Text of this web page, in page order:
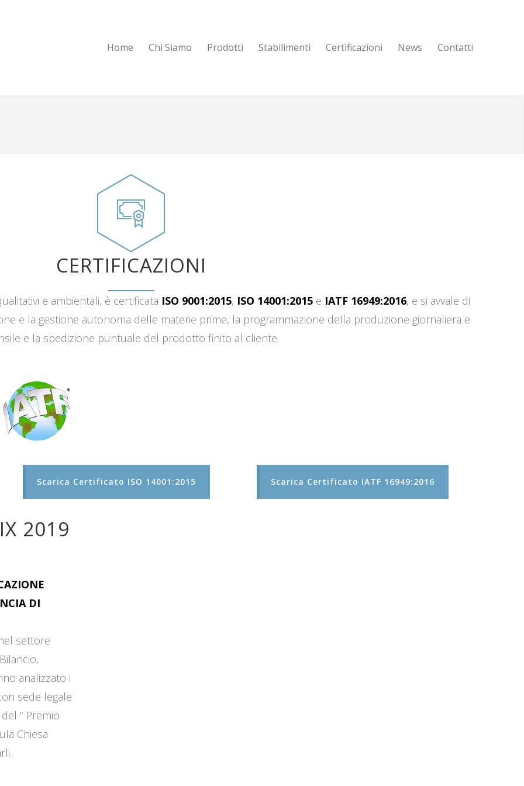
Home Chi Siamo Prodotti Stabilimenti Certificazioni News Contatti
CERTIFICAZIONI
e ambientali, è certificata ISO 9001:2015, ISO 14001:2015 e IATF 16949:2016, e si avvale di
e la gestione autonoma delle materie prime, la programmazione della produzione giornaliera e
e la spedizione puntuale del prodotto finito al cliente.
Scarica Certificato ISO 14001:2015 Scarica Certificato IATF 16949:2016
2019
DI
settore
analizzato i
sede legale
“ Premio
Chiesa